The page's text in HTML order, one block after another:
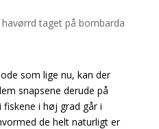
som lige nu, kan der
snapsene derude på
i høj grad går i
de helt naturligt er